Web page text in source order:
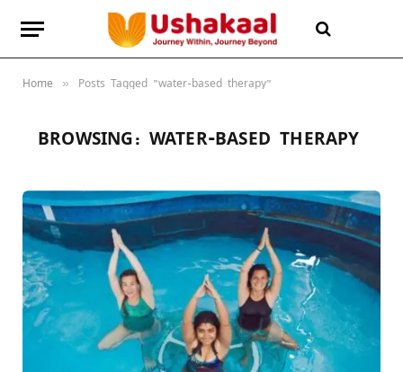
Home » Posts Tagged "water-based therapy"
BROWSING: WATER-BASED THERAPY